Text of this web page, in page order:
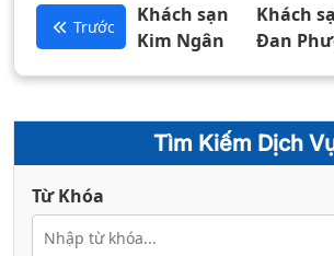
Trước
Khách sạn
Kim Ngân
Khách
Đan
Tìm Kiếm Dịch
Từ Khóa